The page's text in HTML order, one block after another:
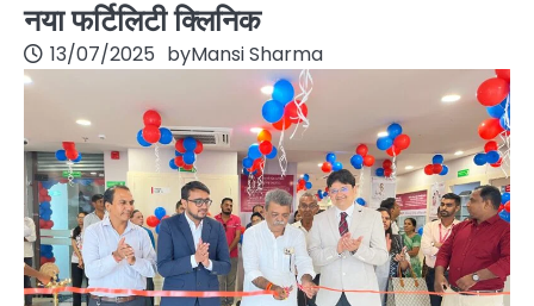
नया फर्टिलिटी क्लिनिक
13/07/2025 byMansi Sharma